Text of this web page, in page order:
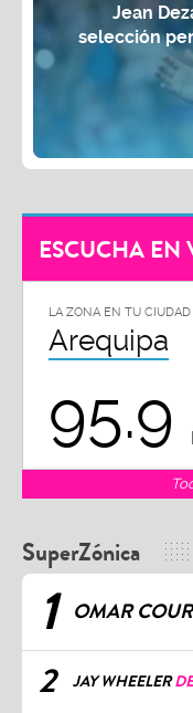
Jean
selección
ESCUCHA EN
LA ZONA EN TU CIUDAD
Arequipa
95.9
SuperZónica
1 OMAR
2 JAY WHEELER